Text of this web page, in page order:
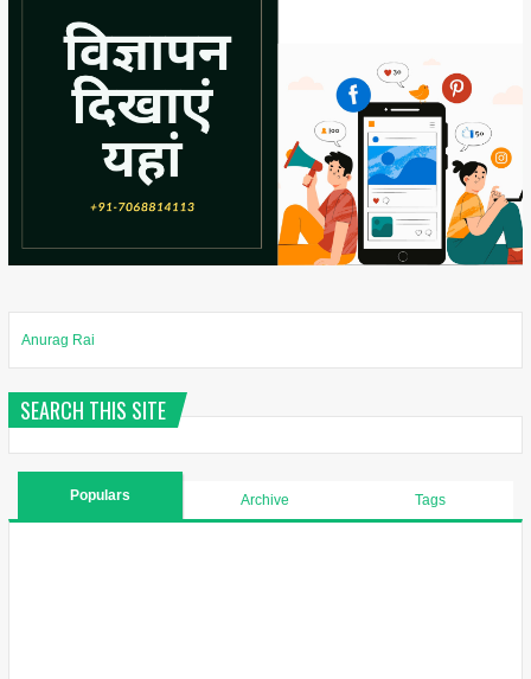
Anurag Rai
SEARCH THIS SITE
Populars Archive Tags